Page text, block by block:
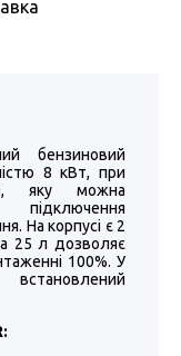
бензиновий
8 кВт, при
яку можна
На корпусі є 2
25 л дозволяє
100%. У